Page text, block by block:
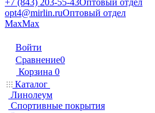
+7 (843) 203-55-43Оптовый отдел
opt4@mirlin.ruОптовый отдел
MaxMax
Войти
Сравнение0
Корзина 0
Каталог
Линолеум
Спортивные покрытия